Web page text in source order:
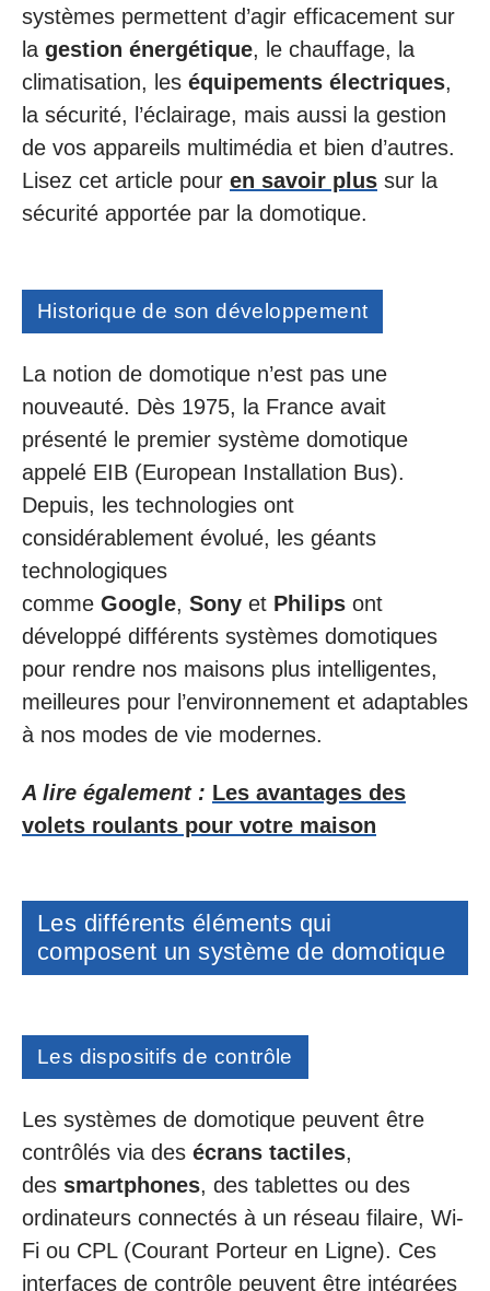
systèmes permettent d’agir efficacement sur
la gestion énergétique, le chauffage, la
climatisation, les équipements électriques,
la sécurité, l’éclairage, mais aussi la gestion
de vos appareils multimédia et bien d’autres.
Lisez cet article pour en savoir plus sur la
sécurité apportée par la domotique.
Historique de son développement
La notion de domotique n’est pas une
nouveauté. Dès 1975, la France avait
présenté le premier système domotique
appelé EIB (European Installation Bus).
Depuis, les technologies ont
considérablement évolué, les géants
technologiques
comme Google, Sony et Philips ont
développé différents systèmes domotiques
pour rendre nos maisons plus intelligentes,
meilleures pour l’environnement et adaptables
à nos modes de vie modernes.
A lire également : Les avantages des
volets roulants pour votre maison
Les différents éléments qui
composent un système de domotique
Les dispositifs de contrôle
Les systèmes de domotique peuvent être
contrôlés via des écrans tactiles,
des smartphones, des tablettes ou des
ordinateurs connectés à un réseau filaire, Wi-
Fi ou CPL (Courant Porteur en Ligne). Ces
interfaces de contrôle peuvent être intégrées